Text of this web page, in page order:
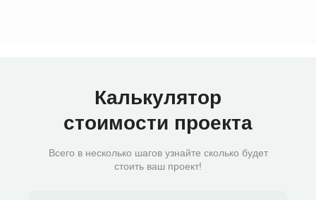
Калькулятор
стоимости проекта
Всего в несколько шагов узнайте сколько будет
стоить ваш проект!